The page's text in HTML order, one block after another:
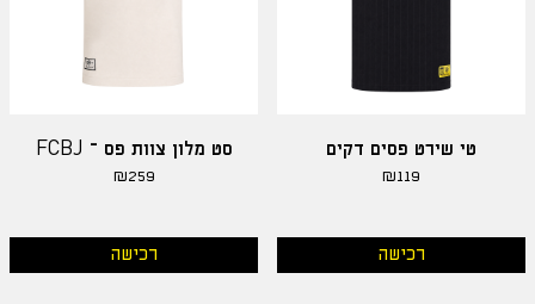
טי שירט פסים דקים
₪119
רכישה
סט מלון צוות פס – FCBJ
₪259
רכישה